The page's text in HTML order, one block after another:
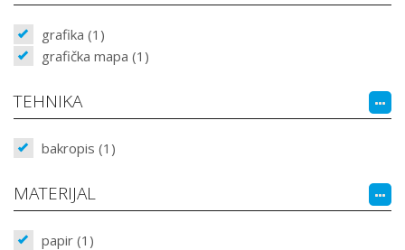
grafika (1)
grafička mapa (1)
TEHNIKA
bakropis (1)
MATERIJAL
papir (1)